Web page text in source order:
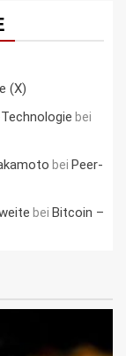
(X)
bei
bei Peer-
bei Bitcoin –